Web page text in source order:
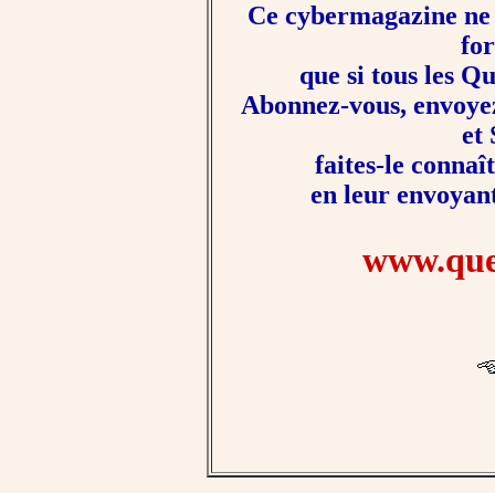
Ce cybermagazine
que si tous les
Abonnez-vous,
et
faites-le
en leur